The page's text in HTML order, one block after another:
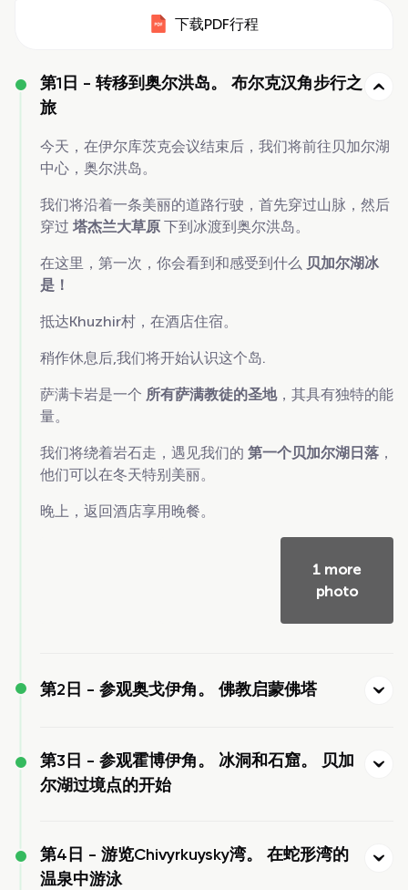
下载PDF行程
第1日 - 转移到奥尔洪岛。 布尔克汉角步行之
旅
今天，在伊尔库茨克会议结束后，我们将前往贝加尔湖
中心，奥尔洪岛。
我们将沿着一条美丽的道路行驶，首先穿过山脉，然后
穿过 塔杰兰大草原 下到冰渡到奥尔洪岛。
在这里，第一次，你会看到和感受到什么 贝加尔湖冰
是！
抵达Khuzhir村，在酒店住宿。
稍作休息后,我们将开始认识这个岛.
萨满卡岩是一个 所有萨满教徒的圣地，其具有独特的能
量。
我们将绕着岩石走，遇见我们的 第一个贝加尔湖日落 ，
他们可以在冬天特别美丽。
晚上，返回酒店享用晚餐。
1 more
photo
第2日 - 参观奥戈伊角。 佛教启蒙佛塔
第3日 - 参观霍博伊角。 冰洞和石窟。 贝加
尔湖过境点的开始
第4日 - 游览Chivyrkuysky湾。 在蛇形湾的
温泉中游泳